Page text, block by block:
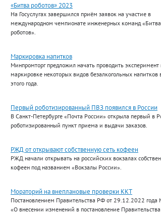
«Битва роботов» 2023
На Госуслугах завершился приём заявок на участие в
международном чемпионате инженерных команд «Битва
роботов».
Маркировка напитков
Минпромторг предложил начать проводить эксперимент
маркировке некоторых видов безалкогольных напитков
этого года.
Первый роботизированный ПВЗ появился в России
В Санкт-Петербурге «Почта России» открыла первый в
роботизированный пункт приема и выдачи заказов.
РЖД от открывают собственную сеть кофеен
РЖД начали открывать на российских вокзалах
кофеен под названием «Вокзалы России».
Мораторий на внеплановые проверки ККТ
Постановлением Правительства РФ от 29.12.2022
«О внесении изменений в постановление Правительства